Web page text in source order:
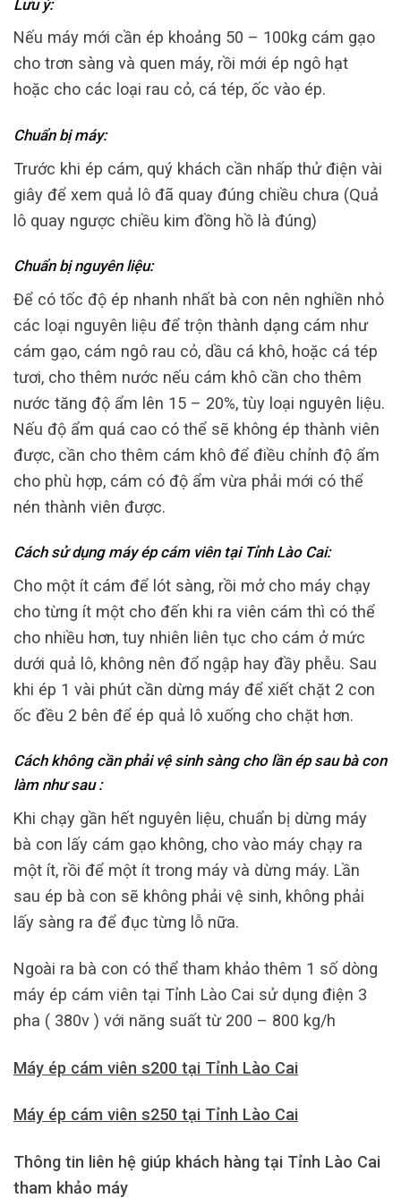
Lưu ý:
Nếu máy mới cần ép khoảng 50 – 100kg cám gạo
cho trơn sàng và quen máy, rồi mới ép ngô hạt
hoặc cho các loại rau cỏ, cá tép, ốc vào ép.
Chuẩn bị máy:
Trước khi ép cám, quý khách cần nhấp thử điện vài
giây để xem quả lô đã quay đúng chiều chưa (Quả
lô quay ngược chiều kim đồng hồ là đúng)
Chuẩn bị nguyên liệu:
Để có tốc độ ép nhanh nhất bà con nên nghiền nhỏ
các loại nguyên liệu để trộn thành dạng cám như
cám gạo, cám ngô rau cỏ, dầu cá khô, hoặc cá tép
tươi, cho thêm nước nếu cám khô cần cho thêm
nước tăng độ ẩm lên 15 – 20%, tùy loại nguyên liệu.
Nếu độ ẩm quá cao có thể sẽ không ép thành viên
được, cần cho thêm cám khô để điều chỉnh độ ẩm
cho phù hợp, cám có độ ẩm vừa phải mới có thể
nén thành viên được.
Cách sử dụng máy ép cám viên tại Tỉnh Lào Cai:
Cho một ít cám để lót sàng, rồi mở cho máy chạy
cho từng ít một cho đến khi ra viên cám thì có thể
cho nhiều hơn, tuy nhiên liên tục cho cám ở mức
dưới quả lô, không nên đổ ngập hay đầy phễu. Sau
khi ép 1 vài phút cần dừng máy để xiết chặt 2 con
ốc đều 2 bên để ép quả lô xuống cho chặt hơn.
Cách không cần phải vệ sinh sàng cho lần ép sau bà con
làm như sau :
Khi chạy gần hết nguyên liệu, chuẩn bị dừng máy
bà con lấy cám gạo không, cho vào máy chạy ra
một ít, rồi để một ít trong máy và dừng máy. Lần
sau ép bà con sẽ không phải vệ sinh, không phải
lấy sàng ra để đục từng lỗ nữa.
Ngoài ra bà con có thể tham khảo thêm 1 số dòng
máy ép cám viên tại Tỉnh Lào Cai sử dụng điện 3
pha ( 380v ) với năng suất từ 200 – 800 kg/h
Máy ép cám viên s200 tại Tỉnh Lào Cai
Máy ép cám viên s250 tại Tỉnh Lào Cai
Thông tin liên hệ giúp khách hàng tại Tỉnh Lào Cai
tham khảo máy